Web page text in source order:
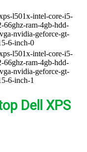
Dell XPS